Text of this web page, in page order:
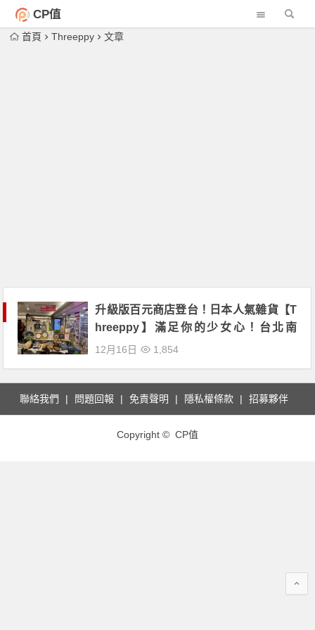
CP值
首頁 Threeppy 文章
升級版百元商店登台！日本人氣雜貨【T
hreeppy】滿足你的少女心！台北南
西、高雄夢時代旗艦店全新開幕！
12月16日 1,854
聯絡我們 問題回報 免責聲明 隱私權條款 招募夥伴
Copyright © CP值